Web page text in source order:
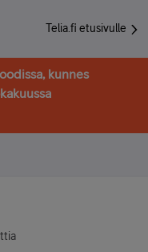
Telia.fi etusivulle
kunnes